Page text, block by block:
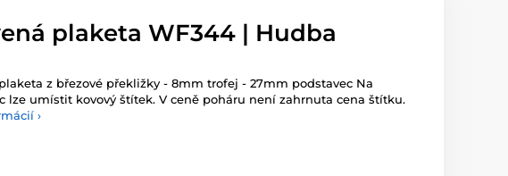
plaketa WF344 | Hudba
z březové překližky - 8mm trofej - 27mm podstavec Na
lze umístit kovový štítek. V ceně poháru není zahrnuta cena štítku.
›